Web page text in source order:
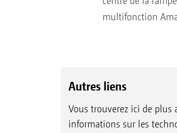
multifonction
Autres liens
Vous trouverez ici de plus
informations sur les